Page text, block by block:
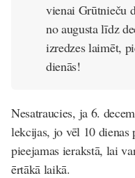
vienai Grūtnieču
no augusta līdz
izredzes laimēt,
dienās!
Nesatraucies, ja 6.
lekcijas, jo vēl 10 dienas
pieejamas ierakstā, lai
ērtākā laikā.